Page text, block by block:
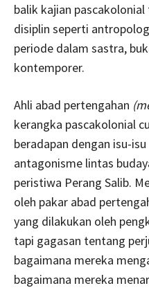
balik kajian
disiplin seperti
periode dalam sastra,
kontemporer.
Ahli abad pertengahan
kerangka pascakolonial
beradapan dengan isu-
antagonisme lintas
peristiwa Perang Salib.
oleh pakar abad
yang dilakukan oleh
tapi gagasan tentang
bagaimana mereka
bagaimana mereka